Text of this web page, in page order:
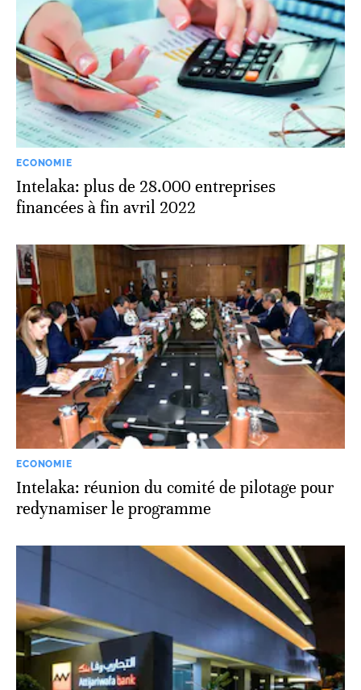
ECONOMIE
Intelaka: plus de 28.000 entreprises
financées à fin avril 2022
ECONOMIE
Intelaka: réunion du comité de pilotage pour
redynamiser le programme